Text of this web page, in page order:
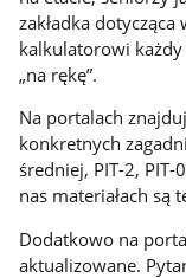
zakładka
kalkulatorowi
„na rękę”.
Na portalach
konkretnych
średniej, PIT-2,
nas materiałach są
Dodatkowo na
aktualizowane.